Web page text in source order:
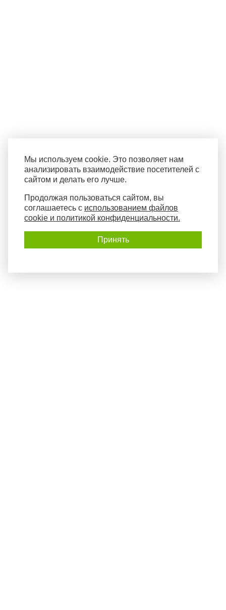
Мы используем cookie. Это позволяет нам
анализировать взаимодействие посетителей с
сайтом и делать его лучше.
Продолжая пользоваться сайтом, вы
соглашаетесь с использованием файлов
cookie и политикой конфиденциальности.
Принять